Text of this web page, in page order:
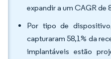
expandir a um CAGR de
Por tipo de
capturaram 58,1% da
implantáveis estão